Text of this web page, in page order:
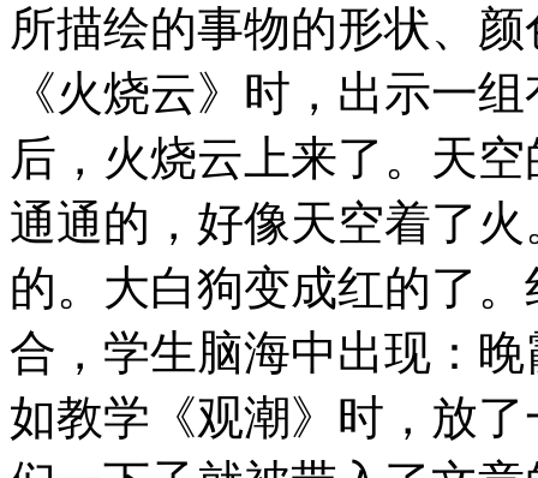
所描绘的事物的形状、
《火烧云》时，出示一
后，火烧云上来了。天
通通的，好像天空着了
的。大白狗变成红的了
合，学生脑海中出现：
如教学《观潮》时，放